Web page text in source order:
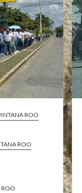
ROO
ROO
ROO